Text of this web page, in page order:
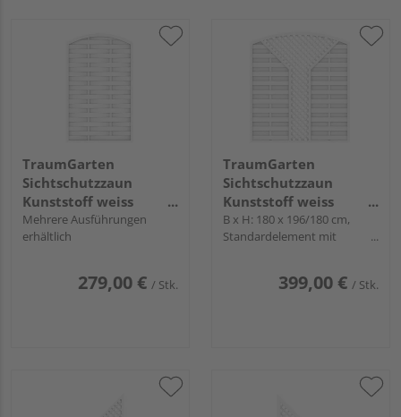
TraumGarten
Sichtschutzzaun
Kunststoff weiss
"LONGLIFE ROMO"
Mehrere Ausführungen
erhältlich
279,00 € / Stk.
TraumGarten
Sichtschutzzaun
Kunststoff weiss
"LONGLIFE ROMO"
B x H: 180 x 196/180 cm,
Standardelement mit
399,00 € / Stk.